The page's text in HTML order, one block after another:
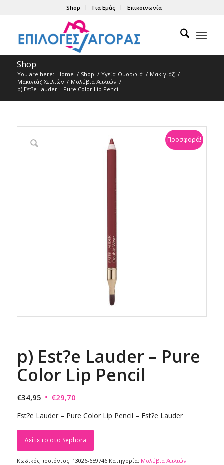
Shop Για Εμάς Επικοινωνία
Shop
You are here: Home / Shop / Υγεία-Ομορφιά / Μακιγιάζ /
Μακιγιάζ Χειλιών / Μολύβια Xειλιών /
p) Est?e Lauder – Pure Color Lip Pencil
Προσφορά!
p) Est?e Lauder – Pure
Color Lip Pencil
€34,95 Original
was:
€34,95.
€29,70Η
τιμή
είναι:
€29,70.
Est?e Lauder – Pure Color Lip Pencil – Est?e Lauder
Δείτε το στο Sephora
Κωδικός προϊόντος: 13026-659746 Κατηγορία: Μολύβια Xειλιών